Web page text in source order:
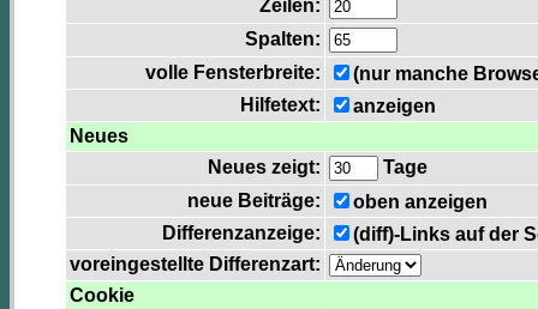
Zeilen:
Spalten:
volle Fensterbreite:
(nur manche
Hilfetext:
anzeigen
Neues
Neues zeigt:
Tage
neue Beiträge:
oben anzeigen
Differenzanzeige:
(diff)-Links auf der
voreingestellte Differenzart:
Cookie